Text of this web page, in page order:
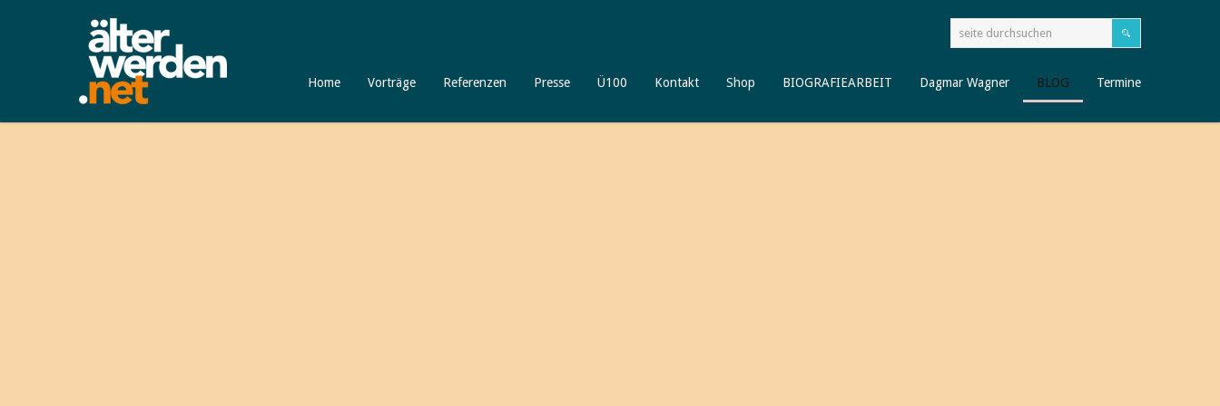
Home Vorträge Referenzen Presse Ü100 Kontakt Shop BIOGRAFIEARBEIT Dagmar Wagner BLOG Termine